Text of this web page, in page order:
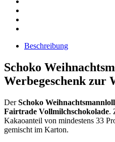
Beschreibung
Schoko
Werbegeschenk zur
DerSchoko
Fairtrade Vollmilchschokolade.
Kakaoanteil von mindestens 33
gemischt im Karton.